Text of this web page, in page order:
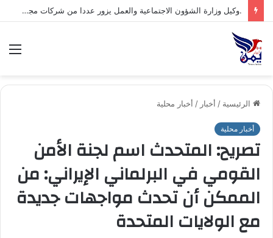
.وكيل وزارة الشؤون الاجتماعية والعمل يزور عددا من شركات مجموعة هائل سعيد أنعم وشركاه ويشيد بتجربتها المتقدمة في مجال السلامة والصحة المهنية*
الرئيسية / أخبار / أخبار محلية
أخبار محلية
تصريح: المتحدث اسم لجنة الأمن
القومي في البرلماني الإيراني: من
الممكن أن تحدث مواجهات جديدة
مع الولايات المتحدة